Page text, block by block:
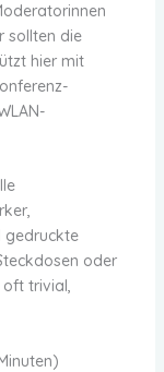
sollten die
hier mit
gedruckte
oder
oft trivial,